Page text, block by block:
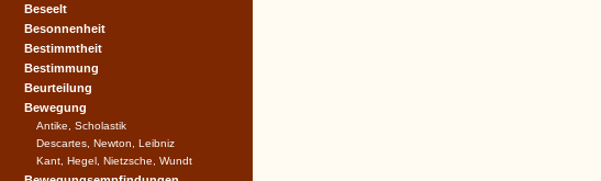
Beseelt
Besonnenheit
Bestimmtheit
Bestimmung
Beurteilung
Bewegung
Antike, Scholastik
Descartes, Newton, Leibniz
Kant, Hegel, Nietzsche, Wundt